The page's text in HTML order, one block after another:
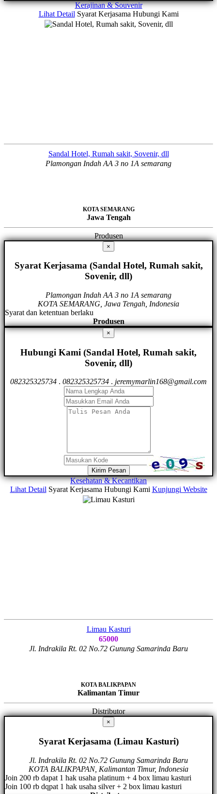
Kerajinan & Souvenir
Lihat Detail Syarat Kerjasama Hubungi Kami
Sandal Hotel, Rumah sakit, Sovenir, dll
Plamongan Indah AA 3 no 1A semarang
KOTA SEMARANG
Jawa Tengah
Produsen
×
Syarat Kerjasama (Sandal Hotel, Rumah sakit,
Sovenir, dll)
Plamongan Indah AA 3 no 1A semarang
KOTA SEMARANG, Jawa Tengah, Indonesia
Syarat dan ketentuan berlaku
Produsen
×
Hubungi Kami (Sandal Hotel, Rumah sakit,
Sovenir, dll)
082325325734 . 082325325734 . jeremymarlin168@gmail.com
Kirim Pesan
Kesehatan & Kecantikan
Lihat Detail Syarat Kerjasama Hubungi Kami Kunjungi Website
Limau Kasturi
65000
Jl. Indrakila Rt. 02 No.72 Gunung Samarinda Baru
KOTA BALIKPAPAN
Kalimantan Timur
Distributor
×
Syarat Kerjasama (Limau Kasturi)
Jl. Indrakila Rt. 02 No.72 Gunung Samarinda Baru
KOTA BALIKPAPAN, Kalimantan Timur, Indonesia
Join 200 rb dapat 1 hak usaha platinum + 4 box limau kasturi
Join 100 rb dqpat 1 hak usaha silver + 2 box limau kasturi